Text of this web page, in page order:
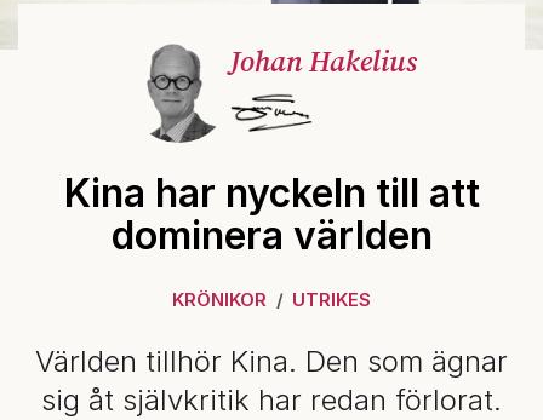
Johan Hakelius
Kina har nyckeln till att
dominera världen
KRÖNIKOR UTRIKES
Världen tillhör Kina. Den som ägnar
sig åt självkritik har redan förlorat.